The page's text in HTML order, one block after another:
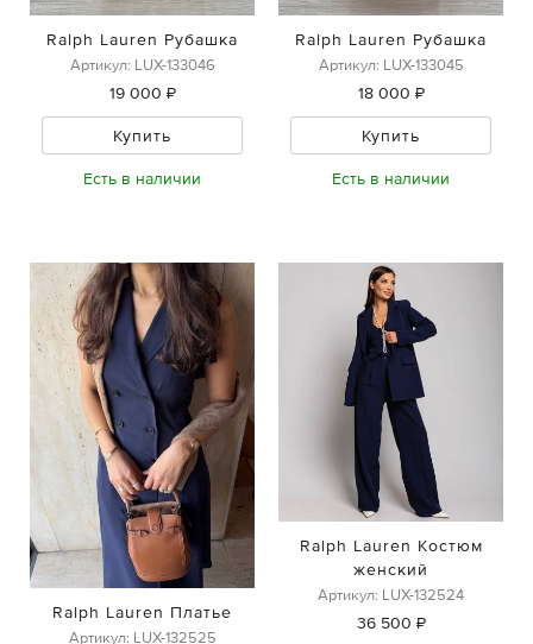
Ralph Lauren Рубашка
Артикул: LUX-133046
19 000 ₽
Купить
Есть в наличии
Ralph Lauren Рубашка
Артикул: LUX-133045
18 000 ₽
Купить
Есть в наличии
Ralph Lauren Платье
Артикул: LUX-132525
Ralph Lauren Костюм
женский
Артикул: LUX-132524
36 500 ₽